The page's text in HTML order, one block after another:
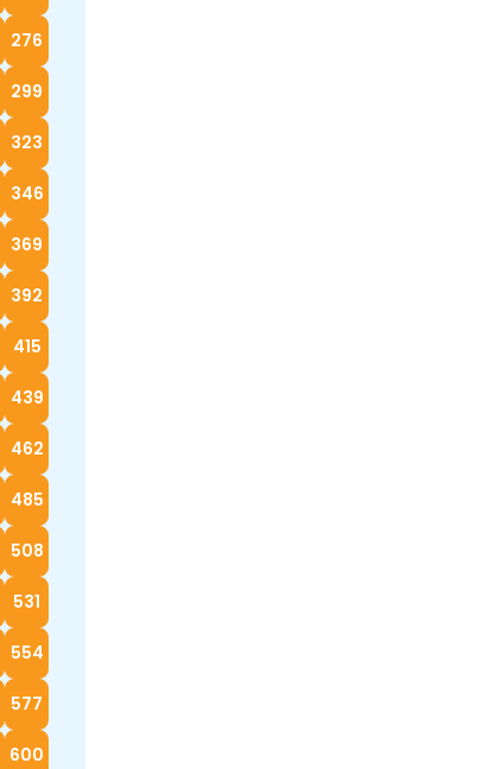
276
299
323
346
369
392
415
439
462
485
508
531
554
577
600